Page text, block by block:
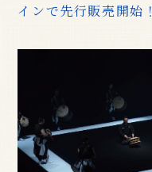
インで先行販売開始！